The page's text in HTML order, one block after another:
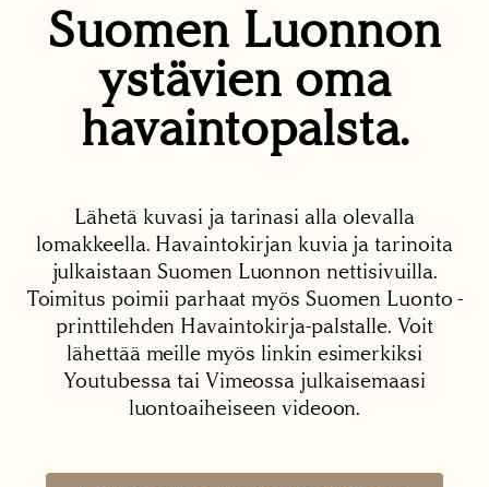
Suomen Luonnon
ystävien oma
havaintopalsta.
Lähetä kuvasi ja tarinasi alla olevalla
lomakkeella. Havaintokirjan kuvia ja tarinoita
julkaistaan Suomen Luonnon nettisivuilla.
Toimitus poimii parhaat myös Suomen Luonto -
printtilehden Havaintokirja-palstalle. Voit
lähettää meille myös linkin esimerkiksi
Youtubessa tai Vimeossa julkaisemaasi
luontoaiheiseen videoon.